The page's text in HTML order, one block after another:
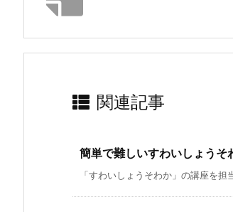
関連記事
簡単で難しいすわいしょうそ
「すわいしょうそわか」の講座を